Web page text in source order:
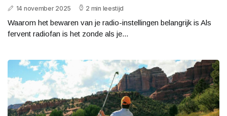
14 november 2025 2 min leestijd
Waarom het bewaren van je radio-instellingen belangrijk is Als
fervent radiofan is het zonde als je...